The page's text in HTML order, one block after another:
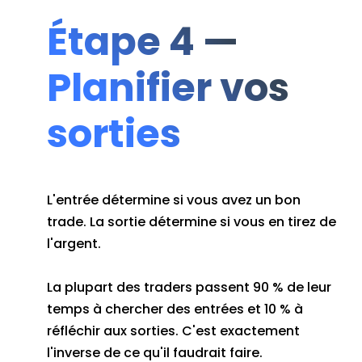
Étape 4 —
Planifier vos
sorties
L'entrée détermine si vous avez un bon
trade. La sortie détermine si vous en tirez de
l'argent.
La plupart des traders passent 90 % de leur
temps à chercher des entrées et 10 % à
réfléchir aux sorties. C'est exactement
l'inverse de ce qu'il faudrait faire.